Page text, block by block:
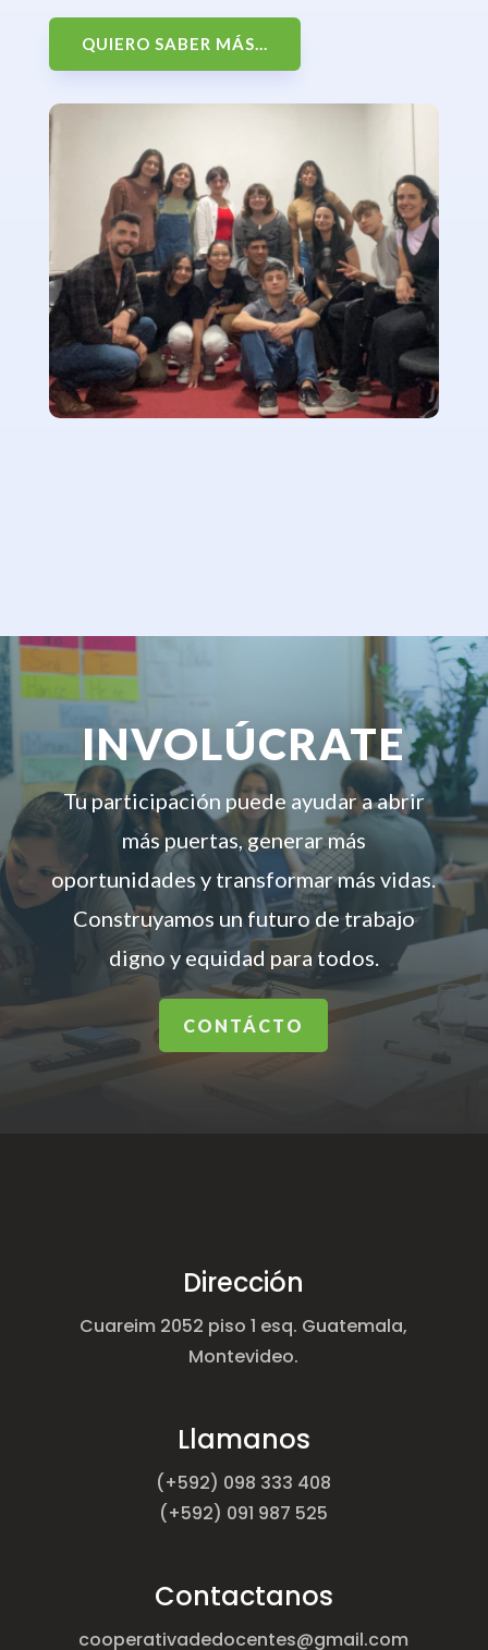
QUIERO SABER MÁS...
INVOLÚCRATE
Tu participación puede ayudar a abrir
más puertas, generar más
oportunidades y transformar más vidas.
Construyamos un futuro de trabajo
digno y equidad para todos.
CONTÁCTO
Dirección
Cuareim 2052 piso 1 esq. Guatemala,
Montevideo.
Llamanos
(+592) 098 333 408
(+592) 091 987 525
Contactanos
cooperativadedocentes@gmail.com